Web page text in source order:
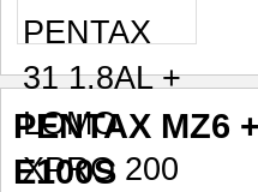
PENTAX MZ6
E100S